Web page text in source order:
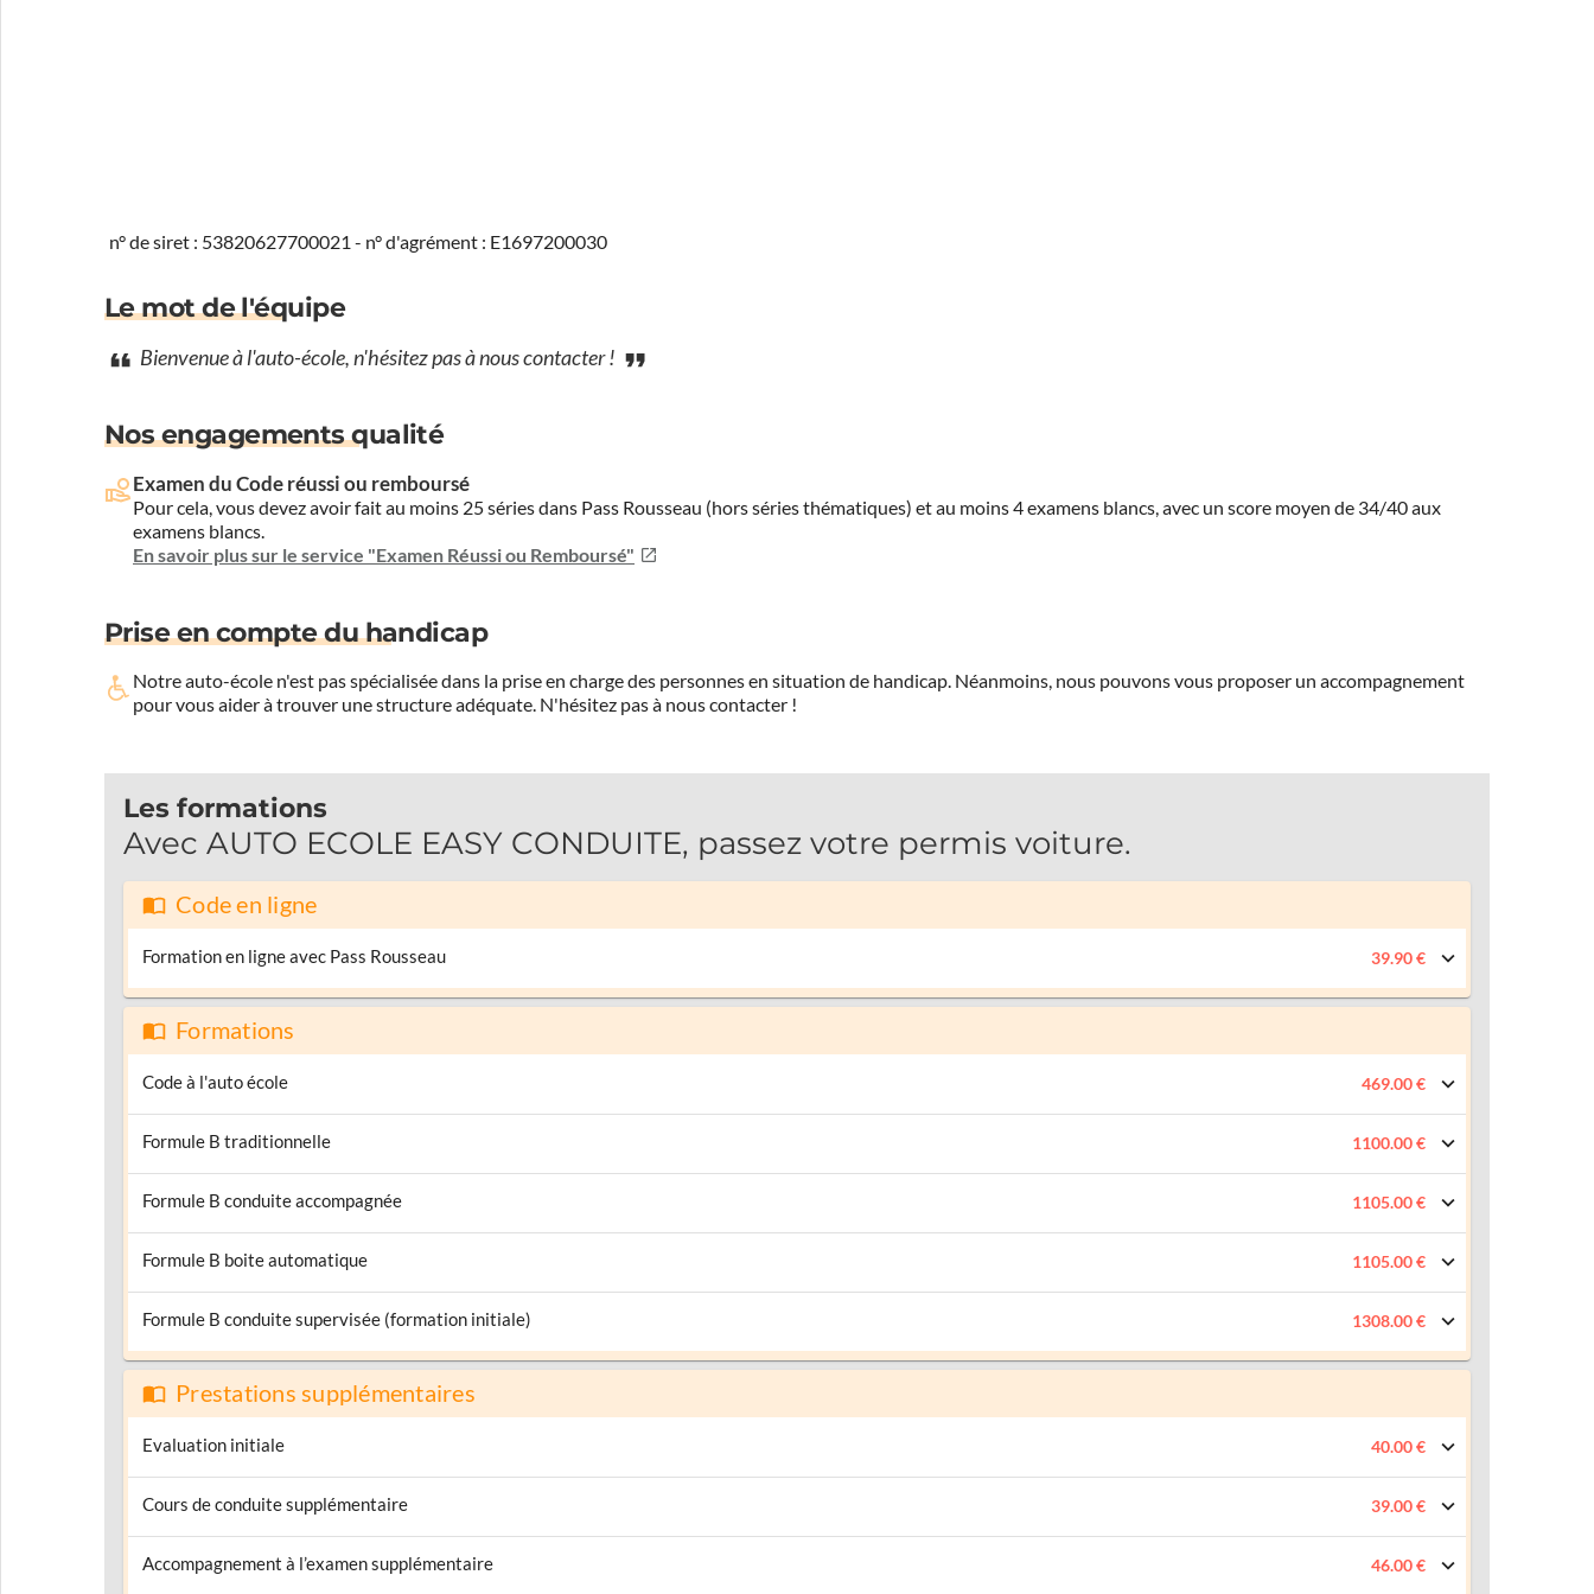
n° de siret : 53820627700021 - n° d'agrément : E1697200030
Le mot de l'équipe
Bienvenue à l'auto-école, n'hésitez pas à nous contacter !
Nos engagements qualité
Examen du Code réussi ou remboursé
Pour cela, vous devez avoir fait au moins 25 séries dans Pass Rousseau (hors séries thématiques) et au moins 4 examens blancs, avec un score moyen de 34/40 aux
examens blancs.
En savoir plus sur le service "Examen Réussi ou Remboursé"
Prise en compte du handicap
Notre auto-école n'est pas spécialisée dans la prise en charge des personnes en situation de handicap. Néanmoins, nous pouvons vous proposer un accompagnement
pour vous aider à trouver une structure adéquate. N'hésitez pas à nous contacter !
Les formations
Avec AUTO ECOLE EASY CONDUITE, passez votre permis voiture.
Code en ligne
Formation en ligne avec Pass Rousseau 39.90 €
Formations
Code à l'auto école 469.00 €
Formule B traditionnelle 1100.00 €
Formule B conduite accompagnée 1105.00 €
Formule B boite automatique 1105.00 €
Formule B conduite supervisée (formation initiale) 1308.00 €
Prestations supplémentaires
Evaluation initiale 40.00 €
Cours de conduite supplémentaire 39.00 €
Accompagnement à l’examen supplémentaire 46.00 €